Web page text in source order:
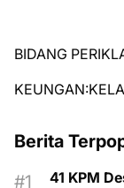
BIDANG
Berita
41 KPM